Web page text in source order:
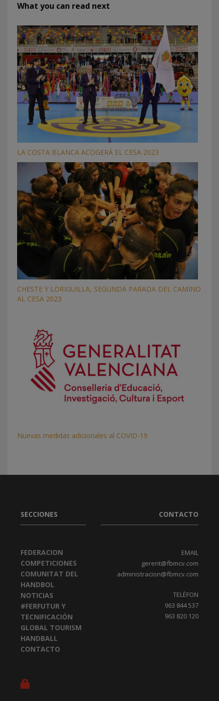
What you can read next
LA COSTA BLANCA ACOGERÁ EL CESA 2023
CHESTE Y LORIGUILLA, SEGUNDA PARADA DEL CAMINO
AL CESA 2023
Nuevas medidas adicionales al COVID-19
SECCIONES
FEDERACION
COMPETICIONES
COMUNITAT DEL
HANDBOL
NOTICIAS
#FERFUTUR Y
TECNIFICACIÓN
GLOBAL TOURISM
HANDBALL
CONTACTO
CONTACTO
EMAIL
gerent@fbmcv.com
administracion@fbmcv.com
TELÈFON
963 844 537
963 820 120